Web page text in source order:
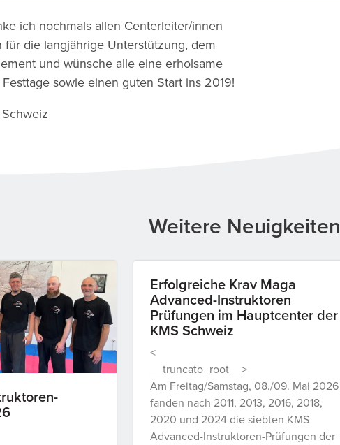
ich nochmals allen Centerleiter/innen
für die langjährige Unterstützung, dem
und wünsche alle eine erholsame
sowie einen guten Start ins 2019!
Weitere Neuigkeiten
Erfolgreiche Krav Maga
Advanced-Instruktoren
Prüfungen im Hauptcenter der
KMS Schweiz
<
__truncato_root__>
Am Freitag/Samstag, 08./09. Mai 2026
fanden nach 2011, 2013, 2016, 2018,
2020 und 2024 die siebten KMS
Advanced-Instruktoren-Prüfungen der